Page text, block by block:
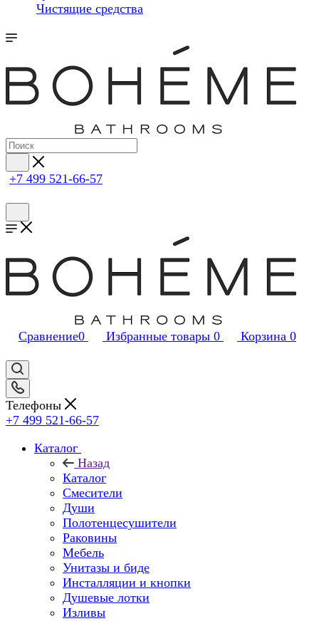
Чистящие средства
+7 499 521-66-57
Сравнение0 Избранные товары 0 Корзина 0
Телефоны
+7 499 521-66-57
Каталог
Назад
Каталог
Смесители
Души
Полотенцесушители
Раковины
Мебель
Унитазы и биде
Инсталляции и кнопки
Душевые лотки
Изливы